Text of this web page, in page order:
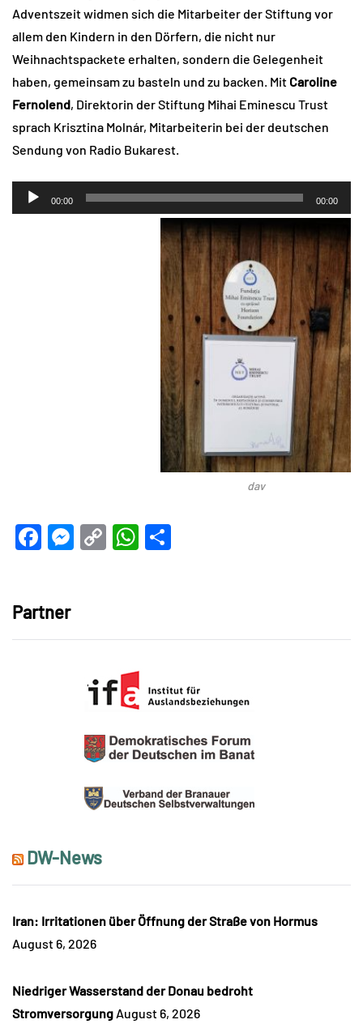
Adventszeit widmen sich die Mitarbeiter der Stiftung vor
allem den Kindern in den Dörfern, die nicht nur
Weihnachtspackete erhalten, sondern die Gelegenheit
haben, gemeinsam zu basteln und zu backen. Mit Caroline
Fernolend, Direktorin der Stiftung Mihai Eminescu Trust
sprach Krisztina Molnár, Mitarbeiterin bei der deutschen
Sendung von Radio Bukarest.
Audio-
Player
00:00 00:00
dav
Facebook
Messenger
CopyWhatsApp
Partner
DW-News
Iran: Irritationen über Öffnung der Straße von Hormus
August 6, 2026
Niedriger Wasserstand der Donau bedroht
Stromversorgung August 6, 2026